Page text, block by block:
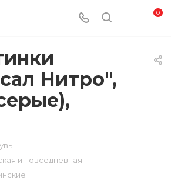
0
Нитро",
—
и повседневная —